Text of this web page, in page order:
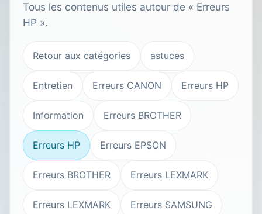
Tous les contenus utiles autour de « Erreurs
HP ».
Retour aux catégories astuces
Entretien Erreurs CANON Erreurs HP
Information Erreurs BROTHER
Erreurs HP Erreurs EPSON
Erreurs BROTHER Erreurs LEXMARK
Erreurs LEXMARK Erreurs SAMSUNG